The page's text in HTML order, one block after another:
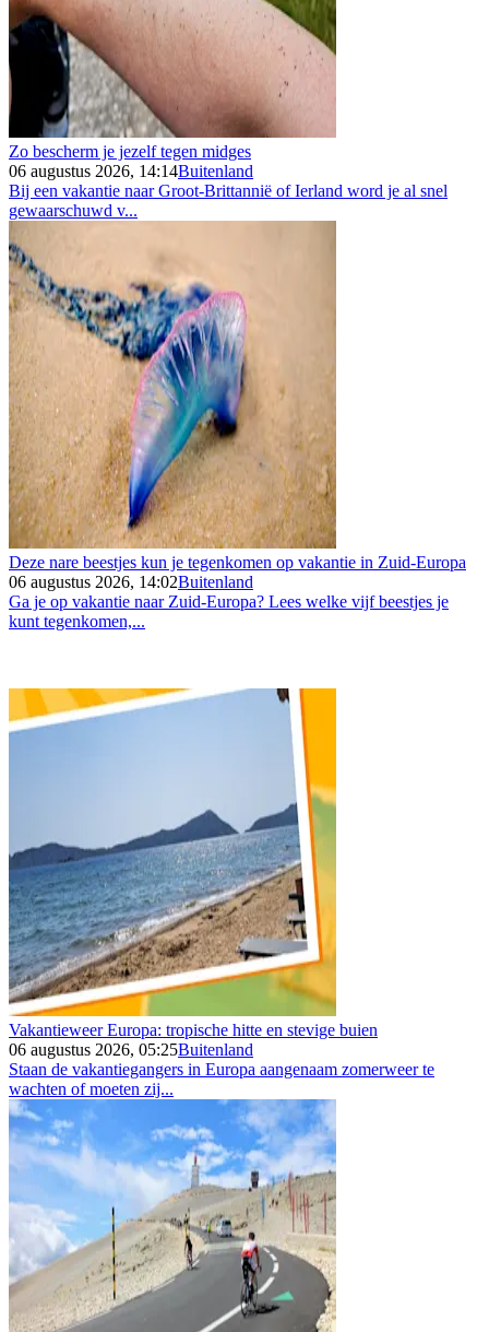
Zo bescherm je jezelf tegen midges
06 augustus 2026, 14:14Buitenland
Bij een vakantie naar Groot-Brittannië of Ierland word je al snel
gewaarschuwd v...
Deze nare beestjes kun je tegenkomen op vakantie in Zuid-Europa
06 augustus 2026, 14:02Buitenland
Ga je op vakantie naar Zuid-Europa? Lees welke vijf beestjes je
kunt tegenkomen,...
Vakantieweer Europa: tropische hitte en stevige buien
06 augustus 2026, 05:25Buitenland
Staan de vakantiegangers in Europa aangenaam zomerweer te
wachten of moeten zij...